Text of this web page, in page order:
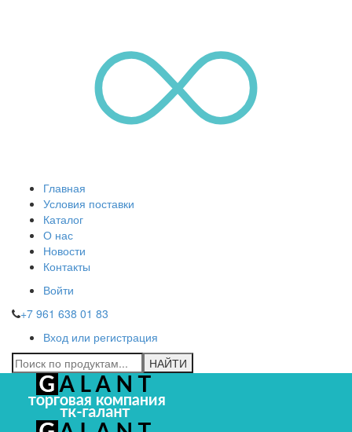
Главная
Условия поставки
Каталог
О нас
Новости
Контакты
Войти
+7 961 638 01 83
Вход или регистрация